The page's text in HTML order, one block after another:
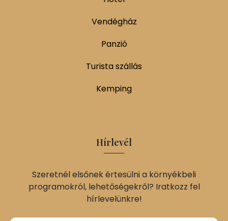
Vendégház
Panzió
Turista szállás
Kemping
Hírlevél
Szeretnél elsőnek értesülni a környékbeli
programokról, lehetőségekről? Iratkozz fel
hírlevelünkre!